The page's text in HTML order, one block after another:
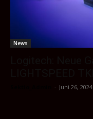
News
- Juni 26, 2024